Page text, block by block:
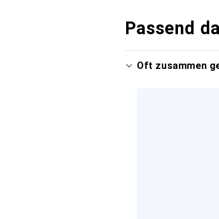
Passend
Oft zusammen